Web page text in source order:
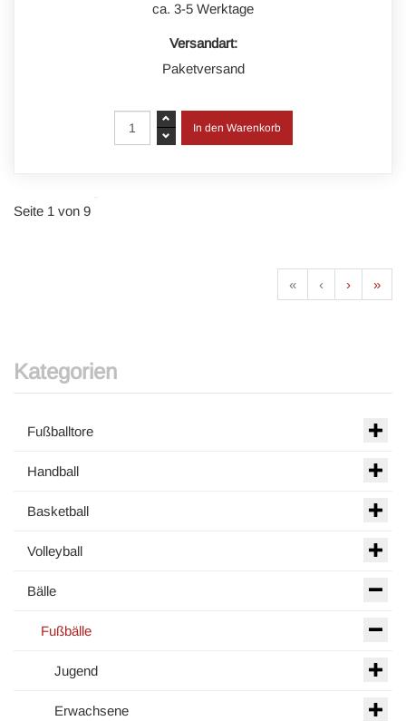
ca. 3-5 Werktage
Versandart:
Paketversand
Seite 1 von 9
« ‹ › »
Kategorien
Fußballtore
Handball
Basketball
Volleyball
Bälle
Fußbälle
Jugend
Erwachsene